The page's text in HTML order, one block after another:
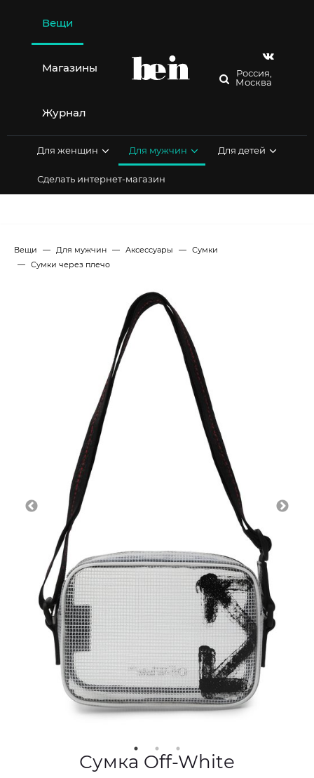
содержимому
Вещи
Магазины
Журнал
Россия,
Москва
Для женщин Для мужчин Для детей
Сделать интернет-магазин
Вещи Для мужчин Аксессуары
Сумки
Сумки через плечо
Сумка Off-White